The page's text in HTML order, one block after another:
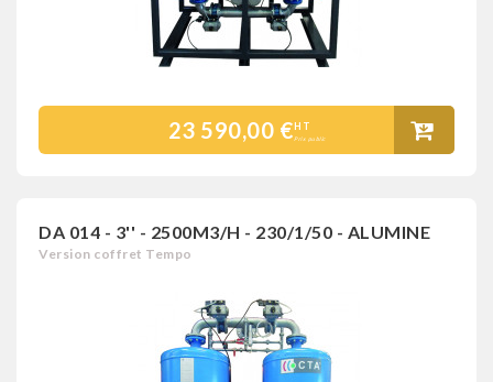
23 590,00 €HT
Prix public
DA 014 - 3'' - 2500M3/H - 230/1/50 - ALUMINE
Version coffret Tempo